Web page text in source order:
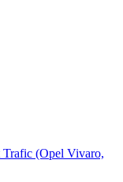
(Opel Vivaro,